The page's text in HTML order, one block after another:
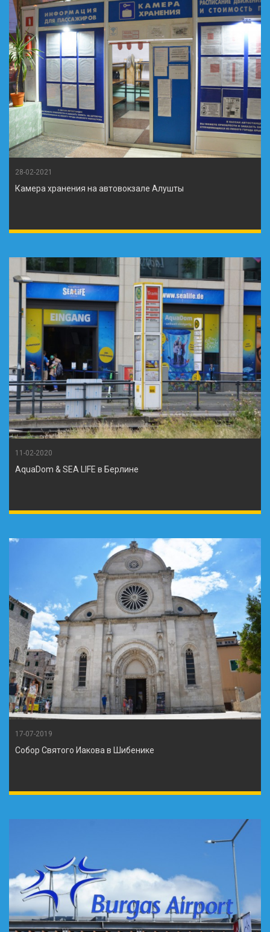
28-02-2021
Камера хранения на автовокзале Алушты
11-02-2020
AquaDom & SEA LIFE в Берлине
17-07-2019
Собор Святого Иакова в Шибенике